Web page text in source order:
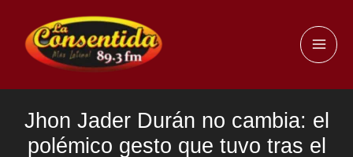
contenido
Jhon Jader Durán no cambia: el
polémico gesto que tuvo tras el